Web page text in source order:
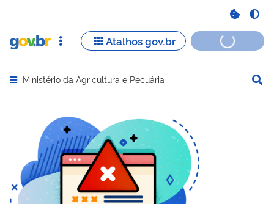
Abrir menu principal de navegação
Ministério da Agricultura e Pecuária